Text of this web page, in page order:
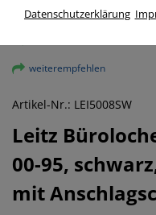
weiterempfehlen
Artikel-Nr.: LEI5008SW
Leitz
00-95,
mit
Datenschutzerklärung